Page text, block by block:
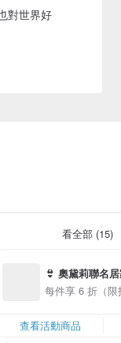
對世界好
生活好物，希望將美感
當代美感品味的「新台
融入社會與環境共好理
地社區工坊製作商品，於
、品牌授權服務。至今
克、肯夢AVEDA、誠品
看全部 (15)
👙 奧黛莉聯名
折！
每件享 6 折（
查看活動商品